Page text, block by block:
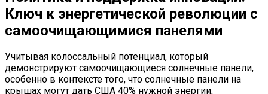
Ключ к энергетической революции с
самоочищающимися панелями
Учитывая колоссальный потенциал, который
демонстрируют самоочищающиеся солнечные панели,
особенно в контексте того, что солнечные панели на
крышах могут дать США 40% нужной энергии,